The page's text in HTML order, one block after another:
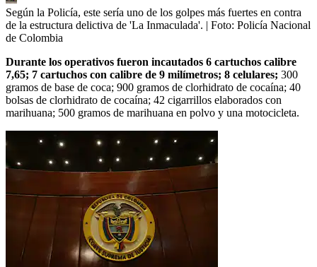
Según la Policía, este sería uno de los golpes más fuertes en contra
de la estructura delictiva de 'La Inmaculada'. | Foto: Policía Nacional
de Colombia
Durante los operativos fueron incautados 6 cartuchos calibre
7,65; 7 cartuchos con calibre de 9 milímetros; 8 celulares; 300
gramos de base de coca; 900 gramos de clorhidrato de cocaína; 40
bolsas de clorhidrato de cocaína; 42 cigarrillos elaborados con
marihuana; 500 gramos de marihuana en polvo y una motocicleta.